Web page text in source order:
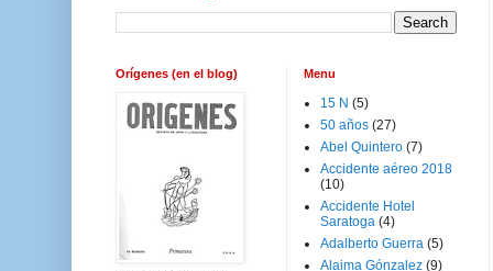
Orígenes (en el blog) Menu
15 N (5)
50 años (27)
Abel Quintero (7)
Accidente aéreo 2018
(10)
Accidente Hotel
Saratoga (4)
Adalberto Guerra (5)
Alaima Gónzalez (9)